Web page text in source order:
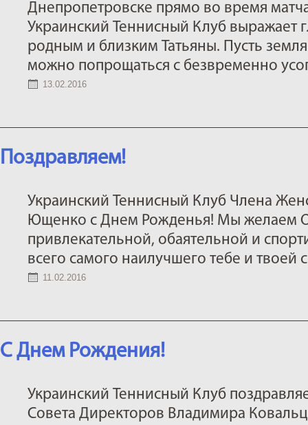
Днепропетровске прямо во время
Украинский Теннисный Клуб выражает
родным и близким Татьяны. Пусть
можно попрощаться с безвременно
13.02.2016
Поздравляем!
Украинский Теннисный Клуб Члена
Ющенко с Днем Рожденья! Мы желаем
привлекательной, обаятельной и
всего самого наилучшего тебе и твоей
11.02.2016
С Днем Рождения!
Украинский Теннисный Клуб
Совета Директоров Владимира